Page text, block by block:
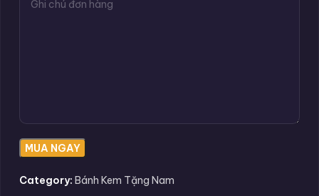
Category: Bánh Kem Tặng Nam